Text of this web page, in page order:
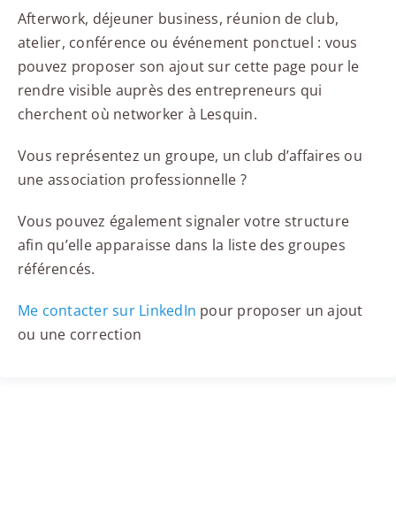
Afterwork, déjeuner business, réunion de club,
atelier, conférence ou événement ponctuel : vous
pouvez proposer son ajout sur cette page pour le
rendre visible auprès des entrepreneurs qui
cherchent où networker à Lesquin.
Vous représentez un groupe, un club d’affaires ou
une association professionnelle ?
Vous pouvez également signaler votre structure
afin qu’elle apparaisse dans la liste des groupes
référencés.
Me contacter sur LinkedIn pour proposer un ajout
ou une correction